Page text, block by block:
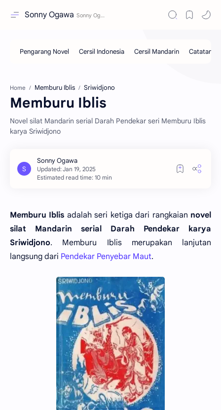
Sonny Ogawa
Home Memburu Iblis Sriwidjono
Memburu Iblis
Novel silat Mandarin serial Darah Pendekar seri Memburu Iblis
karya Sriwidjono
Estimated read time: 10 min
Memburu Iblis adalah seri ketiga dari rangkaian novel
silat Mandarin serial Darah Pendekar karya
Sriwidjono. Memburu Iblis merupakan lanjutan
langsung dari Pendekar Penyebar Maut.